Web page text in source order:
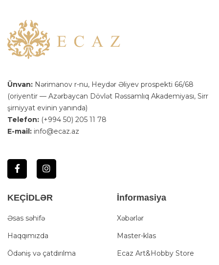
Ünvan: Nərimanov r-nu, Heydər Əliyev prospekti 66/68
(oriyentir — Azərbaycan Dövlət Rəssamlıq Akademiyası, Sirr
şirniyyat evinin yanında)
Telefon: (+994 50) 205 11 78
E-mail: info@ecaz.az
KEÇİDLƏR
Əsas səhifə
Haqqımızda
Ödəniş və çatdırılma
İnformasiya
Xəbərlər
Master-klas
Ecaz Art&Hobby Store